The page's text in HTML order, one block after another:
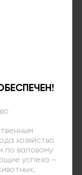
хозяйство
по валовому
успеха –